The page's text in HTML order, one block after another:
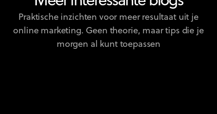
Praktische inzichten voor meer resultaat uit je
online marketing. Geen theorie, maar tips die je
morgen al kunt toepassen